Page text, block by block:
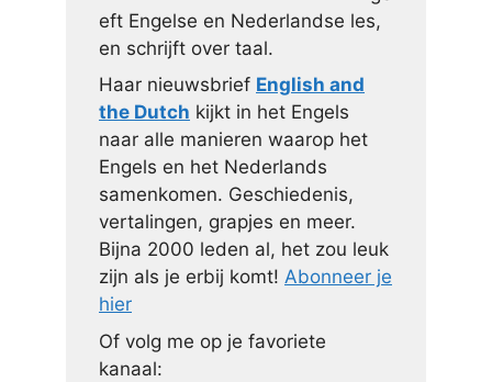
eft Engelse en Nederlandse les,
en schrijft over taal.
Haar nieuwsbrief English and
the Dutch kijkt in het Engels
naar alle manieren waarop het
Engels en het Nederlands
samenkomen. Geschiedenis,
vertalingen, grapjes en meer.
Bijna 2000 leden al, het zou leuk
zijn als je erbij komt! Abonneer je
hier
Of volg me op je favoriete
kanaal: